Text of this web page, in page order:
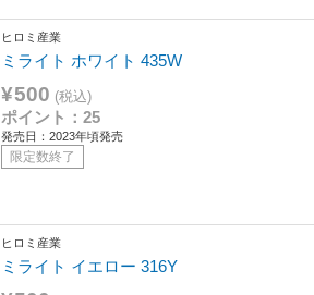
ヒロミ産業
ミライト ホワイト 435W
¥500 (税込)
ポイント：25
発売日：2023年頃発売
限定数終了
ヒロミ産業
ミライト イエロー 316Y